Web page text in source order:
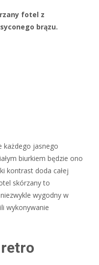
fotel z
brązu.
każdego jasnego
biurkiem będzie ono
kontrast doda całej
skórzany to
wygodny w
wykonywanie
retro